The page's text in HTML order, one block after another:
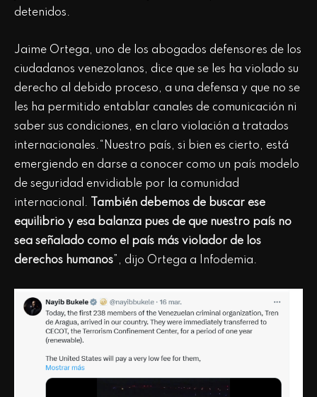
detenidos.
Jaime Ortega, uno de los abogados defensores de los
ciudadanos venezolanos, dice que se les ha violado su
derecho al debido proceso, a una defensa y que no se
les ha permitido entablar canales de comunicación ni
saber sus condiciones, en claro violación a tratados
internacionales.“Nuestro país, si bien es cierto, está
emergiendo en darse a conocer como un país modelo
de seguridad envidiable por la comunidad
internacional.
También debemos de buscar ese
equilibrio y esa balanza pues de que nuestro país no
sea señalado como el país más violador de los
derechos humanos ”, dijo Ortega a Infodemia.